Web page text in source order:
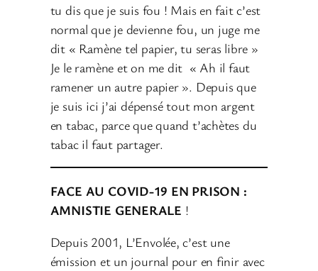
tu dis que je suis fou ! Mais en fait c’est
normal que je devienne fou, un juge me
dit « Ramène tel papier, tu seras libre »
Je le ramène et on me dit « Ah il faut
ramener un autre papier ». Depuis que
je suis ici j’ai dépensé tout mon argent
en tabac, parce que quand t’achètes du
tabac il faut partager.
FACE AU COVID-19 EN PRISON :
AMNISTIE GENERALE !
Depuis 2001, L’Envolée, c’est une
émission et un journal pour en finir avec